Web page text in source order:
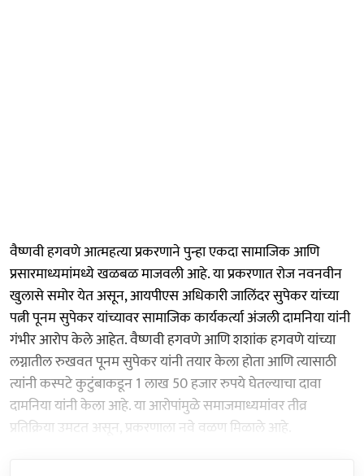
वैष्णवी हगवणे आत्महत्या प्रकरणाने पुन्हा एकदा सामाजिक आणि
प्रसारमाध्यमांमध्ये खळबळ माजवली आहे. या प्रकरणात रोज नवनवीन
खुलासे समोर येत असून, आयपीएस अधिकारी जालिंदर सुपेकर यांच्या
पत्नी पूनम सुपेकर यांच्यावर सामाजिक कार्यकर्त्या अंजली दामनिया यांनी
गंभीर आरोप केले आहेत. वैष्णवी हगवणे आणि शशांक हगवणे यांच्या
लग्नातील रुखवत पूनम सुपेकर यांनी तयार केला होता आणि त्यासाठी
त्यांनी कस्पटे कुटुंबाकडून 1 लाख 50 हजार रुपये घेतल्याचा दावा
दामनिया यांनी केला आहे. या आरोपांमुळे समाजमाध्यमांवर तीव्र
प्रतिक्रिया उमटत असून, प्रकरणाला नवे वळण मिळाले आहे.